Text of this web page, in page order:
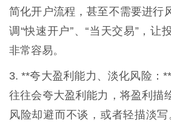
简化开户流程，甚至不需要进行
调“快速开户”、“当天交易”，让
非常容易。
3. **夸大盈利能力、淡化风险：
往往会夸大盈利能力，将盈利描
风险却避而不谈，或者轻描淡